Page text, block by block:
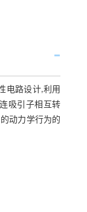
电路设计,利用
吸引子相互转
动力学行为的